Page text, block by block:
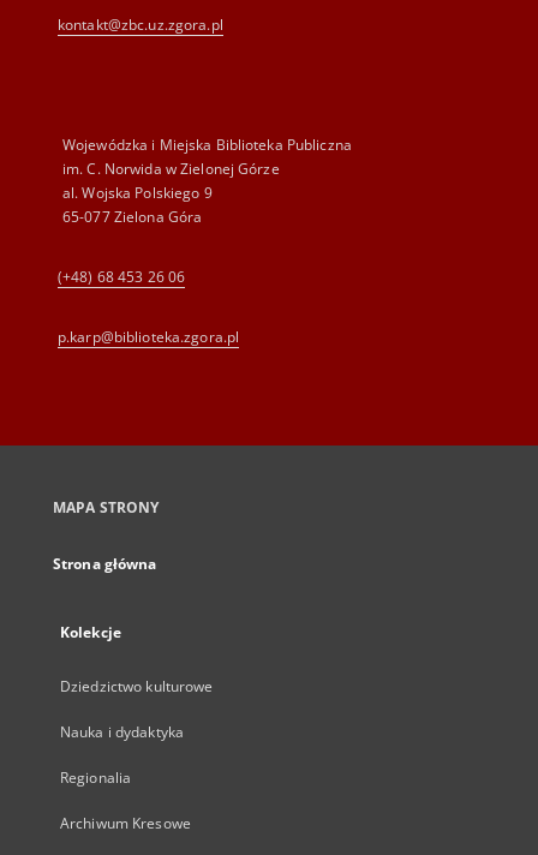
kontakt@zbc.uz.zgora.pl
Wojewódzka i Miejska Biblioteka Publiczna
im. C. Norwida w Zielonej Górze
al. Wojska Polskiego 9
65-077 Zielona Góra
(+48) 68 453 26 06
p.karp@biblioteka.zgora.pl
MAPA STRONY
Strona główna
Kolekcje
Dziedzictwo kulturowe
Nauka i dydaktyka
Regionalia
Archiwum Kresowe